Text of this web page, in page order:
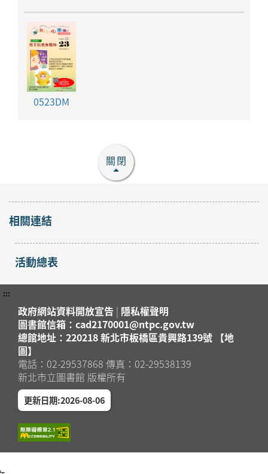
0523DM
關閉
相關連結
活動總表
:::
政府網站資料開放宣告 | 隱私權聲明
圖書館信箱：cad2170001@ntpc.gov.tw
總館地址：220218 新北市板橋區貴興路139號 【地
圖】
電話：02-29537868 傳真：02-29538139
新北市立圖書館 版權所有
更新日期:2026-08-06